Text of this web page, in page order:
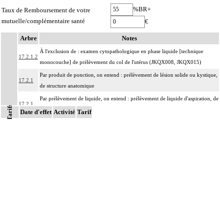
Taux de Remboursement de votre
mutuelle/complémentaire santé
%BR+
€
Arbre Notes
17.2.1.2
À l'exclusion de : examen cytopathologique en phase liquide [technique
monocouche] de prélèvement du col de l'utérus (JKQX008, JKQX015)
17.2.1
Par produit de ponction, on entend : prélèvement de lésion solide ou kystique,
de structure anatomique
17.2.1
Par prélèvement de liquide, on entend : prélèvement de liquide d'aspiration, de
ponction, d'émission ou de lavage, de structure anatomique
Tarifs Date d'effet Activité Tarif